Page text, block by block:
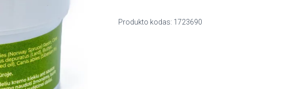
Produkto kodas: 1723690